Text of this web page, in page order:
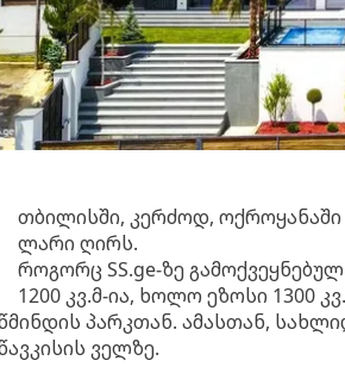
თბილისში, კერძოდ,
ლარი ღირს.
როგორც SS.ge-ზე
1200 კვ.მ-ია, ხოლო ეზოსი 1300
პარკთან. ამასთან,
ველზე.